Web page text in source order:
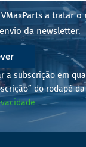
a tratar
da newsletter.
a subscrição em
do rodapé